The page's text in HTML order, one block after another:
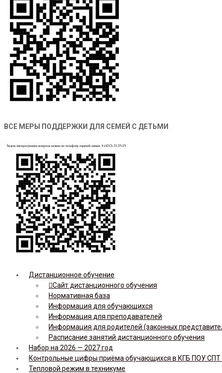
ВСЕ МЕРЫ ПОДДЕРЖКИ ДЛЯ СЕМЕЙ С ДЕТЬМИ
Дистанционное обучение
Сайт дистанционного обучения
Нормативная база
Информация для обучающихся
Информация для преподавателей
Информация для родителей (законных
Расписание занятий дистанционного обучения
Набор на 2026 — 2027 год
Контрольные цифры приёма обучающихся в КГБ ПОУ СПТ
Тепловой режим в техникуме